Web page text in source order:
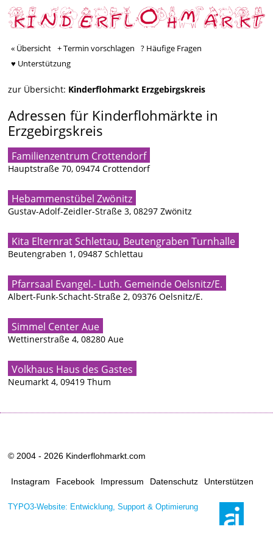
« Übersicht + Termin vorschlagen
? Häufige Fragen
♥ Unterstützung
zur Übersicht: Kinderflohmarkt Erzgebirgskreis
Adressen für Kinderflohmärkte in
Erzgebirgskreis
Familienzentrum Crottendorf
Hauptstraße 70, 09474 Crottendorf
Hebammenstübel Zwönitz
Gustav-Adolf-Zeidler-Straße 3, 08297 Zwönitz
Kita Elternrat Schlettau, Beutengraben Turnhalle
Beutengraben 1, 09487 Schlettau
Pfarrsaal Evangel.- Luth. Gemeinde Oelsnitz/E.
Albert-Funk-Schacht-Straße 2, 09376 Oelsnitz/E.
Simmel Center Aue
Wettinerstraße 4, 08280 Aue
Volkhaus Haus des Gastes
Neumarkt 4, 09419 Thum
© 2004 - 2026 Kinderflohmarkt.com
Instagram Facebook Impressum Datenschutz Unterstützen
TYPO3-Website: Entwicklung, Support & Optimierung